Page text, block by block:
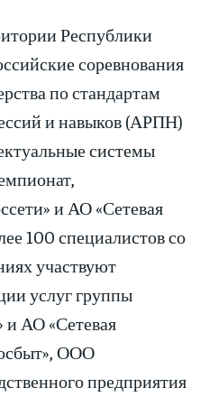
Республики
соревнования
по стандартам
и навыков (АРПН)
системы
и АО «Сетевая
100 специалистов со
участвуют
услуг группы
АО «Сетевая
ООО
предприятия